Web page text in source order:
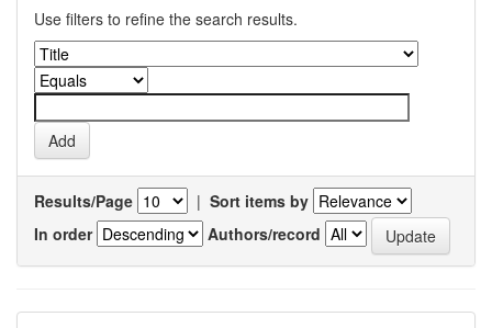
Use filters to refine the search results.
Results/Page | Sort items by
In order
Authors/record